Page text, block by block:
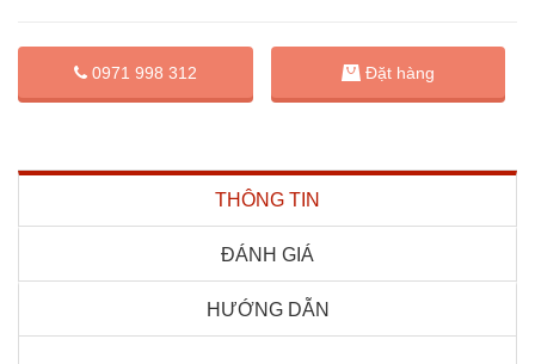
0971 998 312 Đặt hàng
THÔNG TIN
ĐÁNH GIÁ
HƯỚNG DẪN